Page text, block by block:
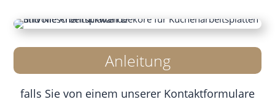
Anlei­tung
falls Sie von einem unse­rer Kon­takt­for­mu­la­re